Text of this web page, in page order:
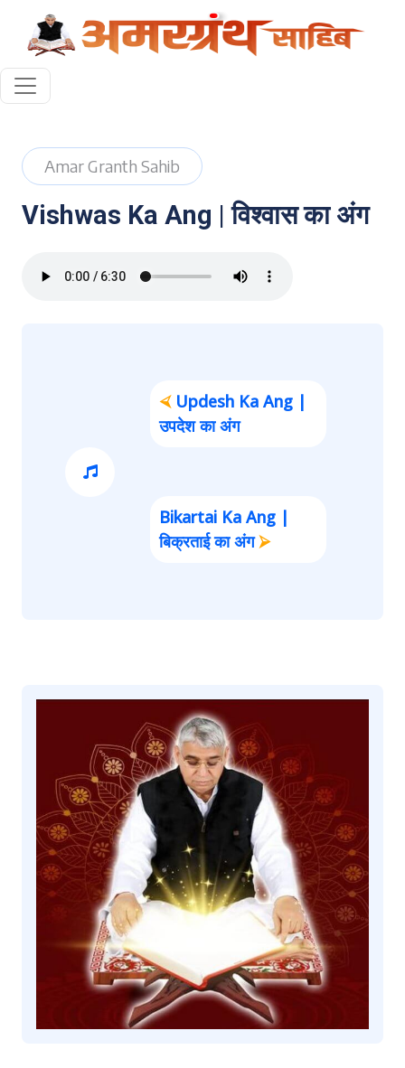
Amar Granth Sahib
Vishwas Ka Ang | विश्वास का अंग
⮘Updesh Ka Ang |
उपदेश का अंग
Bikartai Ka Ang |
बिक्रताई का अंग⮚